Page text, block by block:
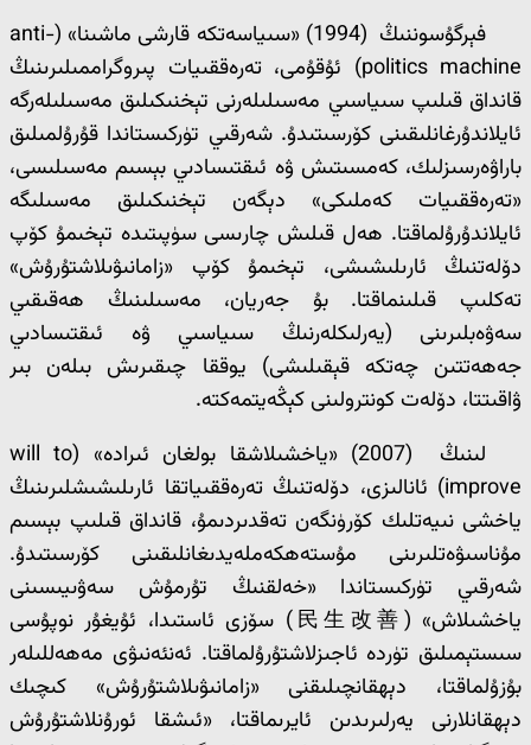
فېرگۇسوننىڭ (1994) «سىياسەتكە قارشى ماشىنا» (anti-
politics machine) ئۇقۇمى، تەرەققىيات پىروگراممىلىرىنىڭ
قانداق قىلىپ سىياسىي مەسىلىلەرنى تېخنىكىلىق مەسىلىلەرگە
ئايلاندۇرغانلىقىنى كۆرسىتىدۇ. شەرقىي تۈركىستاندا قۇرۇلمىلىق
باراۋەرسىزلىك، كەمسىتىش ۋە ئىقتىسادىي بېسىم مەسىلىسى،
«تەرەققىيات كەملىكى» دېگەن تېخنىكىلىق مەسىلىگە
ئايلاندۇرۇلماقتا. ھەل قىلىش چارىسى سۈپىتىدە تېخىمۇ كۆپ
دۆلەتنىڭ ئارىلىشىشى، تېخىمۇ كۆپ «زامانىۋىلاشتۇرۇش»
تەكلىپ قىلىنماقتا. بۇ جەريان، مەسىلىنىڭ ھەقىقىي
سەۋەبلىرىنى (يەرلىكلەرنىڭ سىياسىي ۋە ئىقتىسادىي
جەھەتتىن چەتكە قېقىلىشى) يوققا چىقىرىش بىلەن بىر
ۋاقىتتا، دۆلەت كونترولىنى كېڭەيتمەكتە.
لىنىڭ (2007) «ياخشىلاشقا بولغان ئىرادە» (will to
improve) ئانالىزى، دۆلەتنىڭ تەرەققىياتقا ئارىلىشىشلىرىنىڭ
ياخشى نىيەتلىك كۆرۈنگەن تەقدىردىمۇ، قانداق قىلىپ بېسىم
مۇناسىۋەتلىرىنى مۇستەھكەملەيدىغانلىقىنى كۆرسىتىدۇ.
شەرقىي تۈركىستاندا «خەلقنىڭ تۇرمۇش سەۋىيىسىنى
ياخشىلاش» (民生改善) سۆزى ئاستىدا، ئۇيغۇر نوپۇسى
سىستېمىلىق تۈردە ئاجىزلاشتۇرۇلماقتا. ئەنئەنىۋى مەھەللىلەر
بۇزۇلماقتا، دېھقانچىلىقنى «زامانىۋىلاشتۇرۇش» كىچىك
دېھقانلارنى يەرلىرىدىن ئايرىماقتا، «ئىشقا ئورۇنلاشتۇرۇش